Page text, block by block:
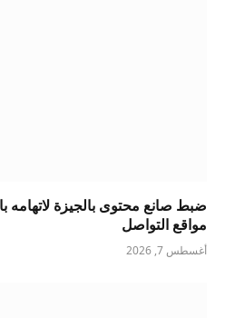
ضبط صانع محتوى بالجيزة لاتهامه
مواقع التواصل
أغسطس 7, 2026